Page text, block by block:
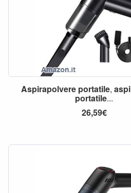
Aspirapolvere portatile,
portatile...
26,59€